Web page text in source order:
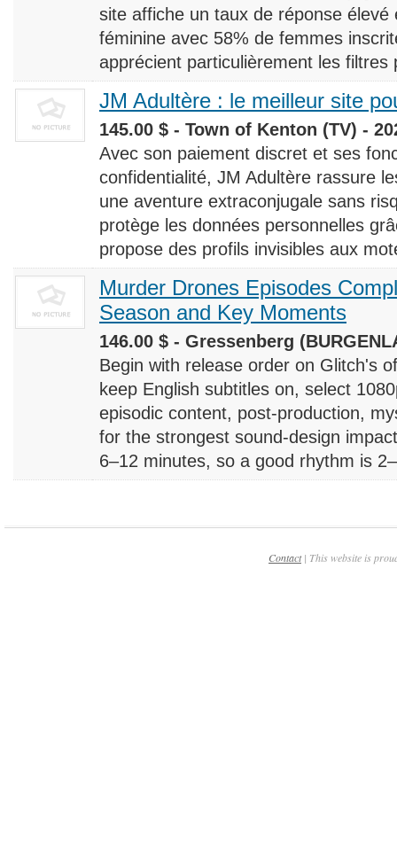
site affiche un taux de réponse
féminine avec 58% de femmes
apprécient particulièrement les filtres
JM Adultère : le meilleur site
145.00 $ - Town of Kenton (TV) -
Avec son paiement discret et ses
confidentialité, JM Adultère rassure
une aventure extraconjugale sans
protège les données personnelles
propose des profils invisibles aux
Murder Drones Episodes
Season and Key Moments
146.00 $ - Gressenberg
Begin with release order on Glitch's
keep English subtitles on, select
episodic content, post-production,
for the strongest sound-design
6–12 minutes, so a good rhythm is
Contact| This website is